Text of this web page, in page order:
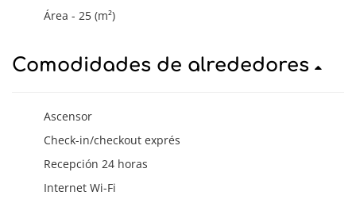
Área - 25 (m²)
Comodidades de alrededores
Ascensor
Check-in/checkout exprés
Recepción 24 horas
Internet Wi-Fi